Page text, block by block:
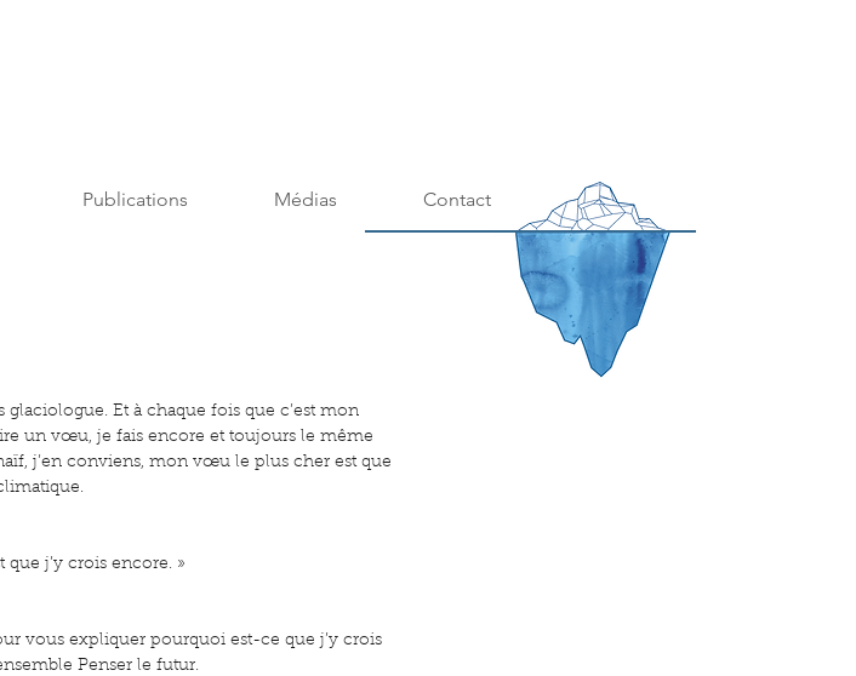
Publications Médias Contact
glaciologue. Et à chaque fois que c’est mon
un vœu, je fais encore et toujours le même
j’en conviens, mon vœu le plus cher est que
que j’y crois encore. »
vous expliquer pourquoi est-ce que j’y crois
Penser le futur.